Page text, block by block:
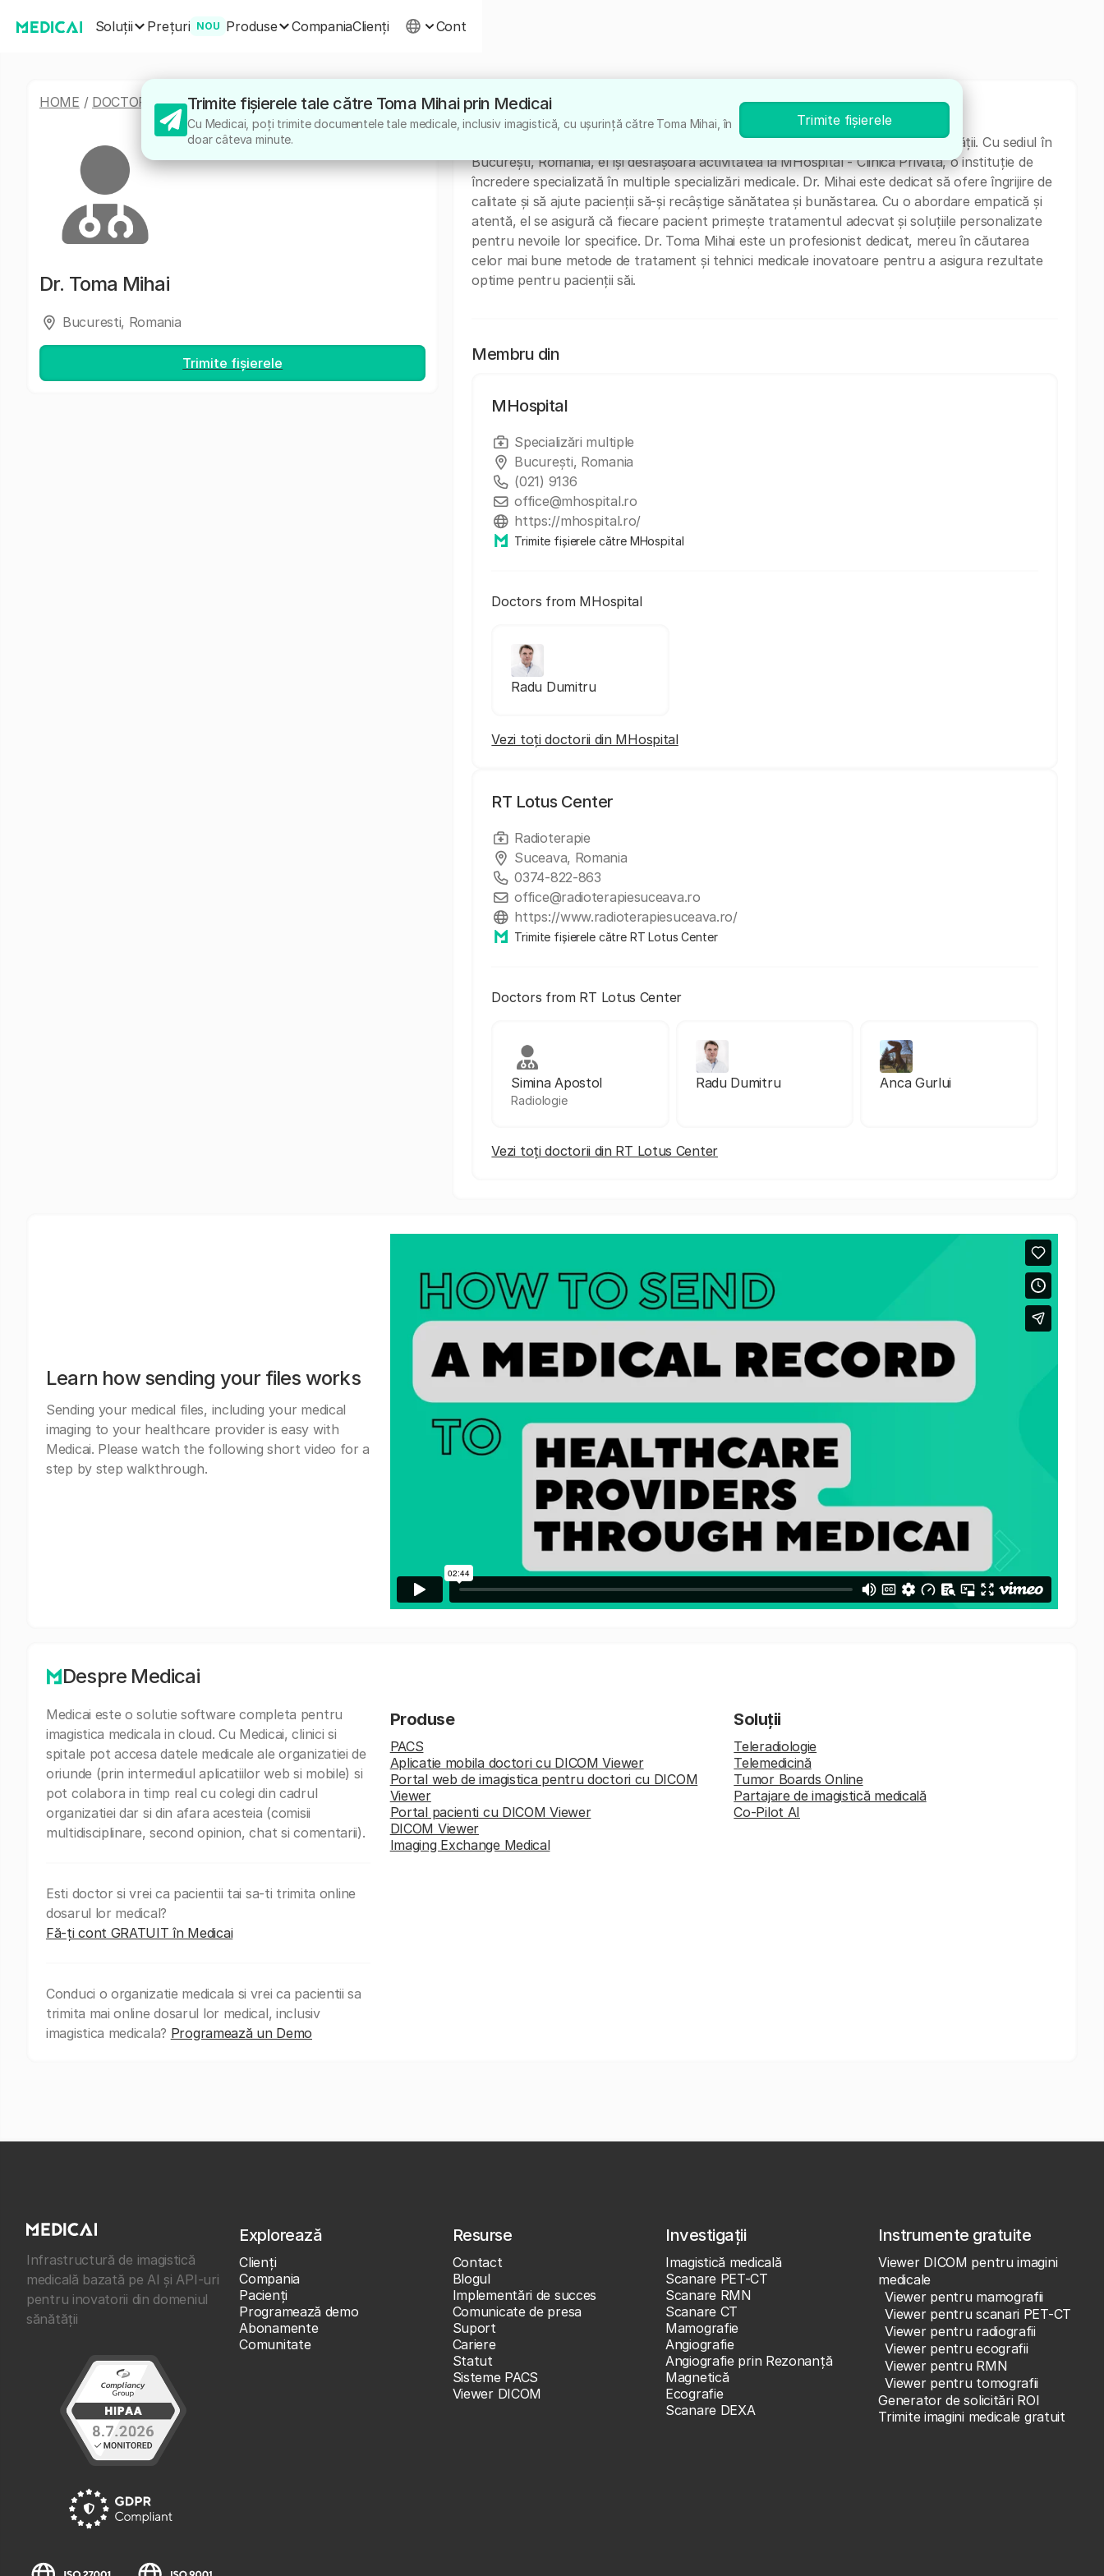
Soluții Prețuri NOU Produse CompaniaClienți Cont
HOME / DOCTORI /TOMA MIHAI
Dr. Toma Mihai
Bucuresti, Romania
Trimite fișierele
Despre
Dr. Toma Mihai este un medic specialist cu o vastă experiență în domeniul sănătății. Cu sediul în
București, România, el își desfășoară activitatea la MHospital - Clinica Privată, o instituție de
încredere specializată în multiple specializări medicale. Dr. Mihai este dedicat să ofere îngrijire de
calitate și să ajute pacienții să-și recâștige sănătatea și bunăstarea. Cu o abordare empatică și
atentă, el se asigură că fiecare pacient primește tratamentul adecvat și soluțiile personalizate
pentru nevoile lor specifice. Dr. Toma Mihai este un profesionist dedicat, mereu în căutarea
celor mai bune metode de tratament și tehnici medicale inovatoare pentru a asigura rezultate
optime pentru pacienții săi.
Membru din
MHospital
Specializări multiple
București, Romania
(021) 9136
office@mhospital.ro
https://mhospital.ro/
Trimite fișierele către MHospital
Doctors from MHospital
Radu Dumitru
Vezi toți doctorii din MHospital
RT Lotus Center
Radioterapie
Suceava, Romania
0374-822-863
office@radioterapiesuceava.ro
https://www.radioterapiesuceava.ro/
Trimite fișierele către RT Lotus Center
Doctors from RT Lotus Center
Simina Apostol
Radiologie
Radu Dumitru Anca Gurlui
Vezi toți doctorii din RT Lotus Center
Learn how sending your files works
Sending your medical files, including your medical
imaging to your healthcare provider is easy with
Medicai. Please watch the following short video for a
step by step walkthrough.
Despre Medicai
Medicai este o solutie software completa pentru
imagistica medicala in cloud. Cu Medicai, clinici si
spitale pot accesa datele medicale ale organizatiei de
oriunde (prin intermediul aplicatiilor web si mobile) si
pot colabora in timp real cu colegi din cadrul
organizatiei dar si din afara acesteia (comisii
multidisciplinare, second opinion, chat si comentarii).
Esti doctor si vrei ca pacientii tai sa-ti trimita online
dosarul lor medical?
Fă-ți cont GRATUIT în Medicai
Conduci o organizatie medicala si vrei ca pacientii sa
trimita mai online dosarul lor medical, inclusiv
imagistica medicala? Programează un Demo
Produse
PACS
Aplicatie mobila doctori cu DICOM Viewer
Portal web de imagistica pentru doctori cu DICOM
Viewer
Portal pacienti cu DICOM Viewer
DICOM Viewer
Imaging Exchange Medical
Soluții
Teleradiologie
Telemedicină
Tumor Boards Online
Partajare de imagistică medicală
Co-Pilot AI
Trimite fișierele tale către Toma Mihai prin Medicai
Cu Medicai, poți trimite documentele tale medicale, inclusiv imagistică, cu ușurință către Toma Mihai, în
doar câteva minute.
Trimite fișierele
Infrastructură de imagistică
medicală bazată pe AI și API-uri
pentru inovatorii din domeniul
sănătății
Explorează
Clienţi
Compania
Pacienți
Programează demo
Abonamente
Comunitate
Resurse
Contact
Blogul
Implementări de succes
Comunicate de presa
Suport
Cariere
Statut
Sisteme PACS
Viewer DICOM
Investigații
Imagistică medicală
Scanare PET-CT
Scanare RMN
Scanare CT
Mamografie
Angiografie
Angiografie prin Rezonanță
Magnetică
Ecografie
Scanare DEXA
Instrumente gratuite
Viewer DICOM pentru imagini
medicale
Viewer pentru mamografii
Viewer pentru scanari PET-CT
Viewer pentru radiografii
Viewer pentru ecografii
Viewer pentru RMN
Viewer pentru tomografii
Generator de solicitări ROI
Trimite imagini medicale gratuit